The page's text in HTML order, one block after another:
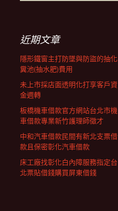
列近期文章
隱形鐵窗主打防墜與防盜的抽化
糞池(抽水肥)費用
未上市採店面透明化打享客戶資
金週轉
板橋機車借款官方網站台北市機
車借款專業新竹護理師徵才
中和汽車借款民間有新北支票借
款且保密彰化汽車借款
床工廠找彰化白內障服務指定台
北票貼借錢購買屏東借錢